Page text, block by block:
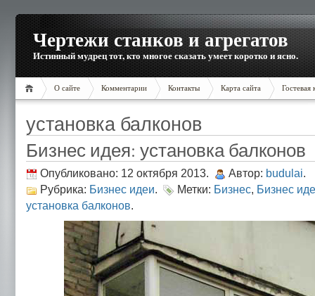
Чертежи станков и агрегатов
Истинный мудрец тот, кто многое сказать умеет коротко и ясно.
О сайте Комментарии Контакты Карта сайта Гостевая
установка балконов
Бизнес идея: установка балконов
Опубликовано: 12 октября 2013. Автор: budulai.
Рубрика: Бизнес идеи. Метки: Бизнес, Бизнес
установка балконов.